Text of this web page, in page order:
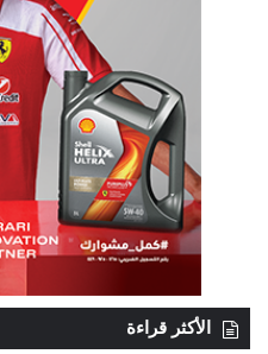
الأكثر قراءة